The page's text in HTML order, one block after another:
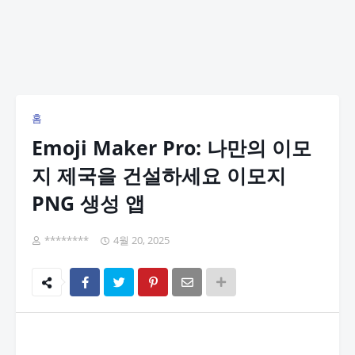
홈
Emoji Maker Pro: 나만의 이모
지 제국을 건설하세요 이모지
PNG 생성 앱
******** 4월 20, 2025